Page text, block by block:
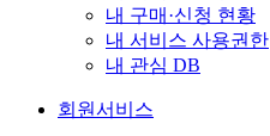
내 구매·신청 현황
내 서비스 사용권한
내 관심 DB
회원서비스